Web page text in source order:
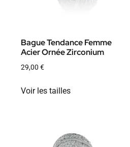
Bague Tendance Femme
Acier Ornée Zirconium
29,00 €
Voir les tailles